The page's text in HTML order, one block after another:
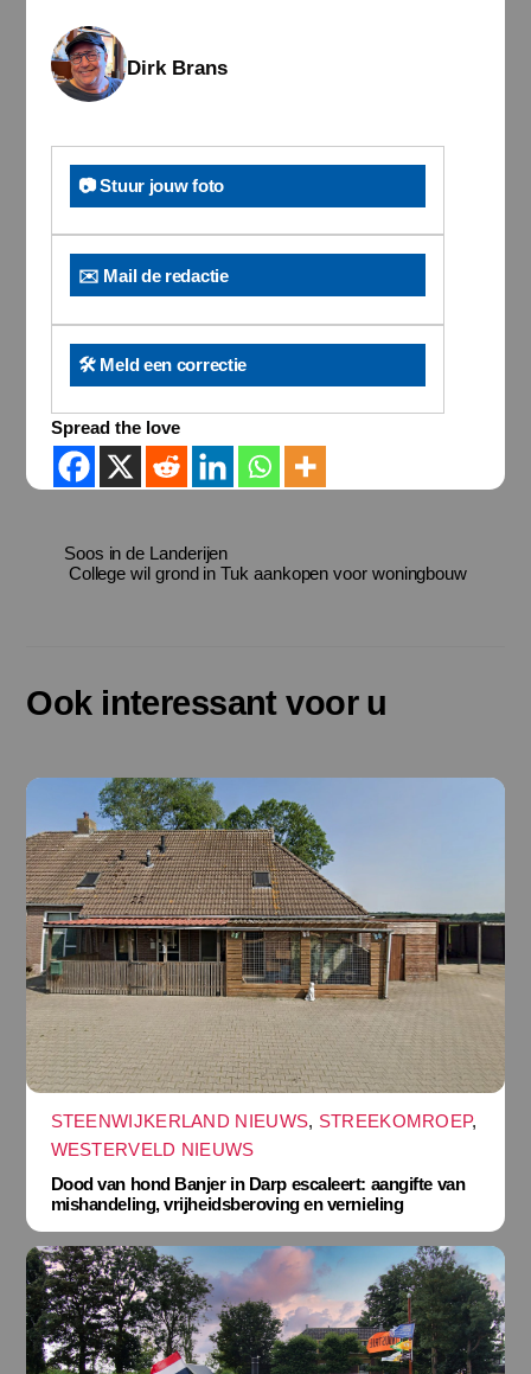
Dirk Brans
📷 Stuur jouw foto
✉️ Mail de redactie
🛠️ Meld een correctie
Spread the love
Soos in de Landerijen
College wil grond in Tuk aankopen voor woningbouw
Ook interessant voor u
STEENWIJKERLAND NIEUWS, STREEKOMROEP,
WESTERVELD NIEUWS
Dood van hond Banjer in Darp escaleert: aangifte van
mishandeling, vrijheidsberoving en vernieling